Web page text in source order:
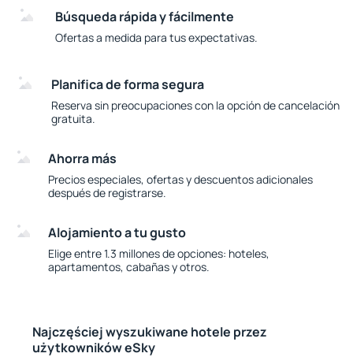
Búsqueda rápida y fácilmente
Ofertas a medida para tus expectativas.
Planifica de forma segura
Reserva sin preocupaciones con la opción de cancelación
gratuita.
Ahorra más
Precios especiales, ofertas y descuentos adicionales
después de registrarse.
Alojamiento a tu gusto
Elige entre 1.3 millones de opciones: hoteles,
apartamentos, cabañas y otros.
Najczęściej wyszukiwane hotele przez
użytkowników eSky